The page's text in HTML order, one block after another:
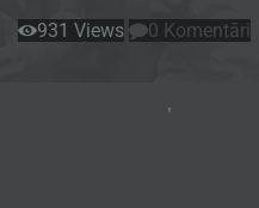
931 Views 0 Komentāri
,